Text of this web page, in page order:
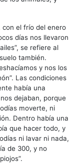
con el frío del enero
días nos llevaron
se refiere al
también.
y nos los
Las condiciones
había una
dejaban, porque
moverte, ni
Dentro había una
que hacer todo, y
ni lavar ni nada,
de 300, y no